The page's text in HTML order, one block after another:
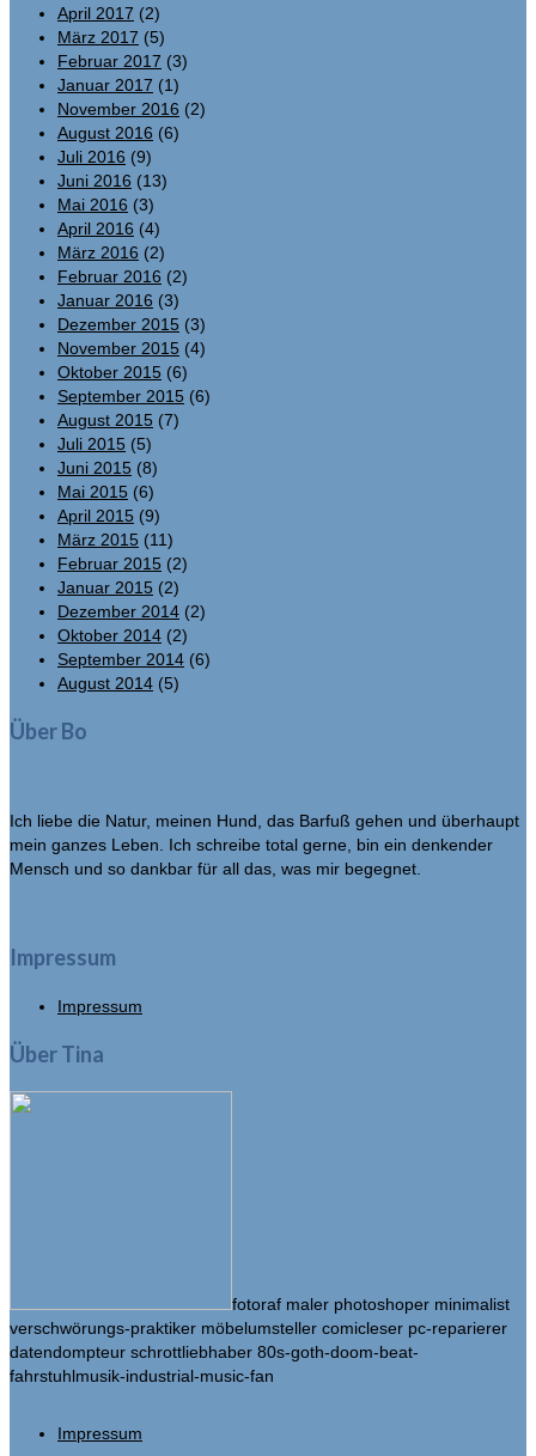
April 2017 (2)
März 2017 (5)
Februar 2017 (3)
Januar 2017 (1)
November 2016 (2)
August 2016 (6)
Juli 2016 (9)
Juni 2016 (13)
Mai 2016 (3)
April 2016 (4)
März 2016 (2)
Februar 2016 (2)
Januar 2016 (3)
Dezember 2015 (3)
November 2015 (4)
Oktober 2015 (6)
September 2015 (6)
August 2015 (7)
Juli 2015 (5)
Juni 2015 (8)
Mai 2015 (6)
April 2015 (9)
März 2015 (11)
Februar 2015 (2)
Januar 2015 (2)
Dezember 2014 (2)
Oktober 2014 (2)
September 2014 (6)
August 2014 (5)
Über Bo
Ich liebe die Natur, meinen Hund, das Barfuß gehen und überhaupt
mein ganzes Leben. Ich schreibe total gerne, bin ein denkender
Mensch und so dankbar für all das, was mir begegnet.
Impressum
Impressum
Über Tina
fotoraf maler photoshoper minimalist
verschwörungs-praktiker möbelumsteller comicleser pc-reparierer
datendompteur schrottliebhaber 80s-goth-doom-beat-
fahrstuhlmusik-industrial-music-fan
Impressum